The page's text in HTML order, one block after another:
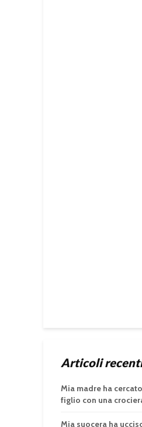
Articoli
Mia madre ha
figlio con una
Mia suocera ha